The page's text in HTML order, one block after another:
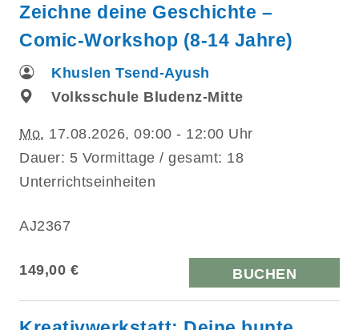
Zeichne deine Geschichte –
Comic-Workshop (8-14 Jahre)
Khuslen Tsend-Ayush
Volksschule Bludenz-Mitte
Mo. 17.08.2026, 09:00 - 12:00 Uhr
Dauer: 5 Vormittage / gesamt: 18
Unterrichtseinheiten
AJ2367
149,00 € BUCHEN